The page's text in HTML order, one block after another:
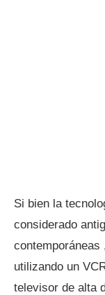
Si bien la
considerado
utilizando un
televisor de alta